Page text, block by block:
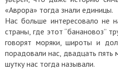
«Аврора» тогда знали единицы.
Нас больше интересовало не
страны, где этот “банановоз”
говорят моряки, широты и
порадовали нас, двадцать пять
шутку нас тогда называли.